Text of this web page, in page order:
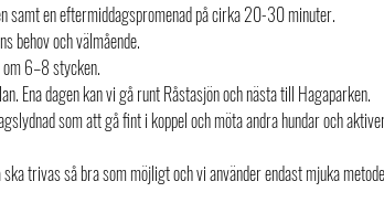
samt en eftermiddagspromenad på cirka 20-30 minuter.
behov och välmående.
6–8 stycken.
Ena dagen kan vi gå runt Råstasjön och nästa till Hagaparken.
som att gå fint i koppel och möta andra hundar och
trivas så bra som möjligt och vi använder endast mjuka